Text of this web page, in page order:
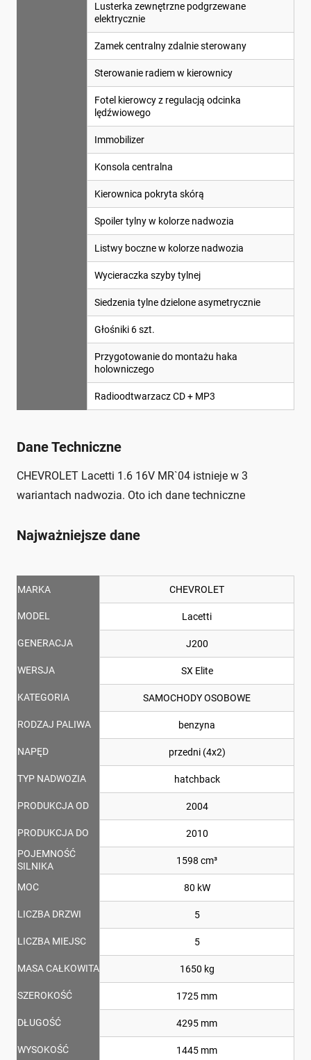
Lusterka zewnętrzne podgrzewane
elektrycznie
Zamek centralny zdalnie sterowany
Sterowanie radiem w kierownicy
Fotel kierowcy z regulacją odcinka
lędźwiowego
Immobilizer
Konsola centralna
Kierownica pokryta skórą
Spoiler tylny w kolorze nadwozia
Listwy boczne w kolorze nadwozia
Wycieraczka szyby tylnej
Siedzenia tylne dzielone asymetrycznie
Głośniki 6 szt.
Przygotowanie do montażu haka
holowniczego
Radioodtwarzacz CD + MP3
Dane Techniczne
CHEVROLET Lacetti 1.6 16V MR`04 istnieje w 3
wariantach nadwozia. Oto ich dane techniczne
Najważniejsze dane
MARKA CHEVROLET
MODEL Lacetti
GENERACJA J200
WERSJA SX Elite
KATEGORIA SAMOCHODY OSOBOWE
RODZAJ PALIWA benzyna
NAPĘD przedni (4x2)
TYP NADWOZIA hatchback
PRODUKCJA OD 2004
PRODUKCJA DO
2010
POJEMNOŚĆ
SILNIKA
1598 cm³
MOC 80 kW
LICZBA DRZWI 5
LICZBA MIEJSC 5
MASA CAŁKOWITA 1650 kg
SZEROKOŚĆ 1725 mm
DŁUGOŚĆ 4295 mm
WYSOKOŚĆ 1445 mm